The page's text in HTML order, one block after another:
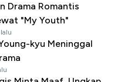
Drama Romantis
"My Youth"
kyu Meninggal